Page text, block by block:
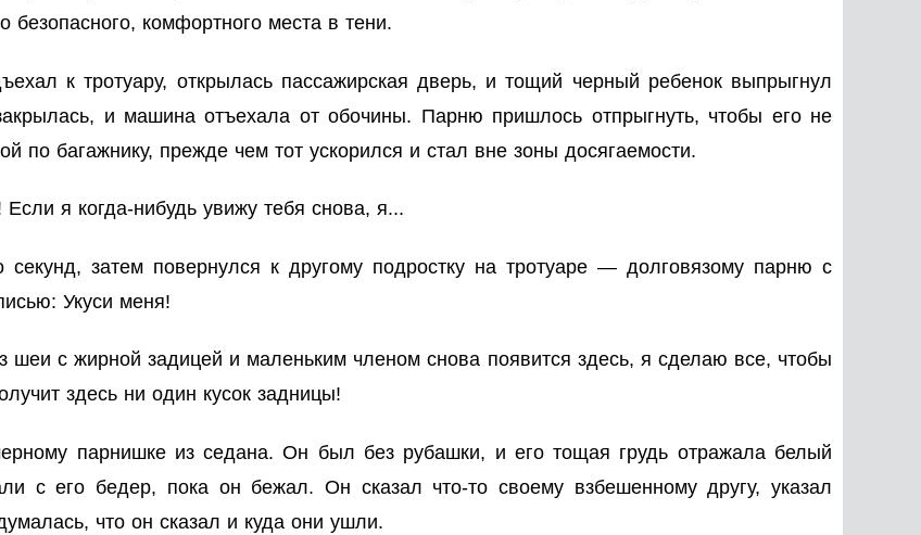
безопасного, комфортного места в тени.
к тротуару, открылась пассажирская дверь, и тощий черный ребенок выпрыгнул
и машина отъехала от обочины. Парню пришлось отпрыгнуть, чтобы его не
по багажнику, прежде чем тот ускорился и стал вне зоны досягаемости.
я когда-нибудь увижу тебя снова, я...
затем повернулся к другому подростку на тротуаре — долговязому парню с
Укуси меня!
с жирной задицей и маленьким членом снова появится здесь, я сделаю все, чтобы
здесь ни один кусок задницы!
парнишке из седана. Он был без рубашки, и его тощая грудь отражала белый
с его бедер, пока он бежал. Он сказал что-то своему взбешенному другу, указал
что он сказал и куда они ушли.